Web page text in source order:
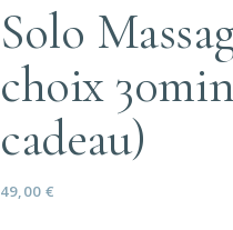
Solo
choix
cadeau)
49,00€